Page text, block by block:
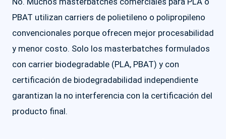
PBAT utilizan carriers de polietileno o polipropileno
convencionales porque ofrecen mejor procesabilidad
y menor costo. Solo los masterbatches formulados
con carrier biodegradable (PLA, PBAT) y con
certificación de biodegradabilidad independiente
garantizan la no interferencia con la certificación del
producto final.